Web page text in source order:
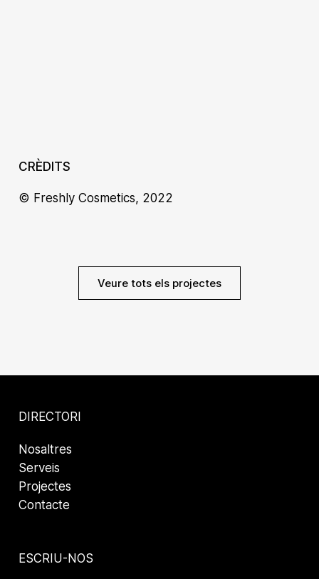
CRÈDITS
© Freshly Cosmetics, 2022
Veure tots els projectes
DIRECTORI
Nosaltres
Serveis
Projectes
Contacte
ESCRIU-NOS